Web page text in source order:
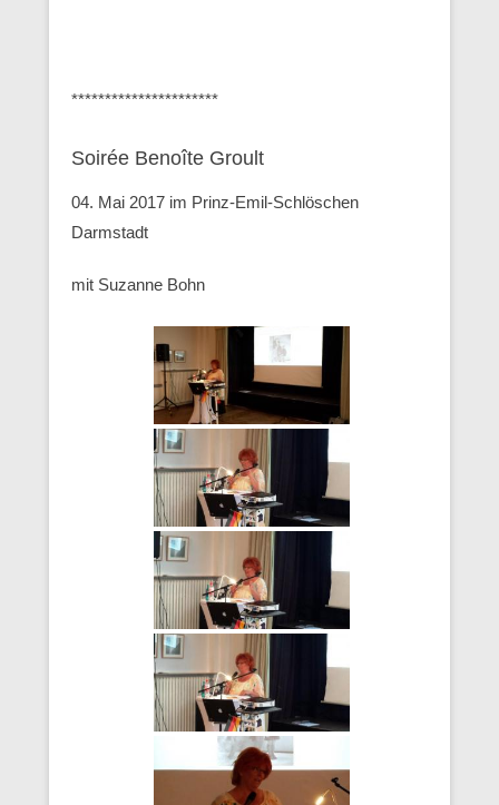
**********************
Soirée Benoîte Groult
04. Mai 2017 im Prinz-Emil-Schlöschen
Darmstadt
mit Suzanne Bohn